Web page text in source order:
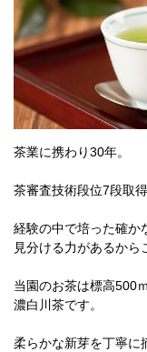
茶業に携わり30年。
茶審査技術段位7段取得
経験の中で培った確か
見分ける力があるから
当園のお茶は標高500
濃白川茶です。
柔らかな新芽を丁寧に